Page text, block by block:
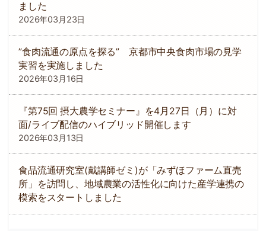
ました
2026年03月23日
”食肉流通の原点を探る” 京都市中央食肉市場の見学
実習を実施しました
2026年03月16日
『第75回 摂大農学セミナー』を4月27日（月）に対
面/ライブ配信のハイブリッド開催します
2026年03月13日
食品流通研究室(戴講師ゼミ)が「みずほファーム直売
所」を訪問し、地域農業の活性化に向けた産学連携の
模索をスタートしました